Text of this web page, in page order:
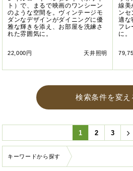
ト）で、まるで映画のワンシーン
のような空間を。ヴィンテージモ
ダンなデザインがダイニングに優
雅な輝きを添え、お部屋を洗練さ
れた雰囲気に。
22,000円 天井照明
線美
ンセ
適な
フレ
に。
検索条件を変え
1 2 3
キーワードから探す